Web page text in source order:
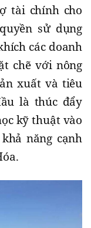
tài chính cho
sử dụng
các doanh
chẽ với nông
xuất và tiêu
là thúc đẩy
kỹ thuật vào
năng cạnh